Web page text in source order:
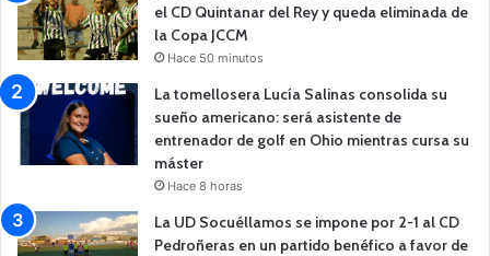
el CD Quintanar del Rey y queda eliminada de
la Copa JCCM
Hace 50 minutos
La tomellosera Lucía Salinas consolida su
sueño americano: será asistente de
entrenador de golf en Ohio mientras cursa su
máster
Hace 8 horas
La UD Socuéllamos se impone por 2-1 al CD
Pedroñeras en un partido benéfico a favor de